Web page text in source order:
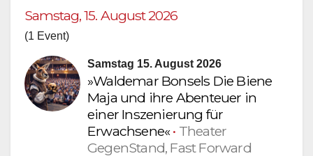
Samstag, 15. August 2026
(1 Event)
Samstag 15. August 2026
»Waldemar Bonsels Die Biene
Maja und ihre Abenteuer in
einer Inszenierung für
Erwachsene«• Theater
GegenStand, Fast Forward